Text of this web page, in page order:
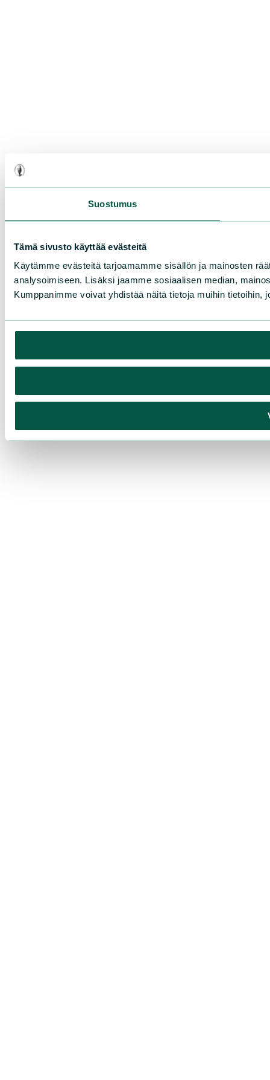
Suostumus
Tämä sivusto käyttää evästeitä
Käytämme evästeitä tarjoamamme sisällön ja mainosten
analysoimiseen. Lisäksi jaamme sosiaalisen median,
Kumppanimme voivat yhdistää näitä tietoja muihin tietoihin,